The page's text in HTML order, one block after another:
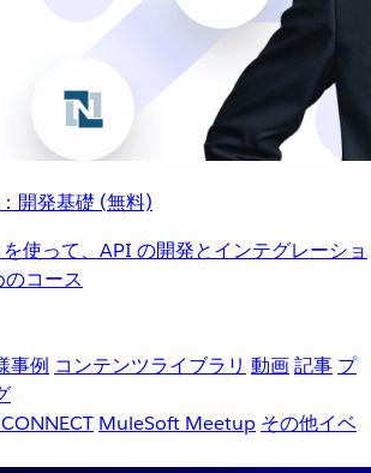
開発基礎 (無料)
使って、API の開発とインテグレーショ
コース
事例 コンテンツライブラリ 動画記事 プ
MuleSoft Meetup その他イベ